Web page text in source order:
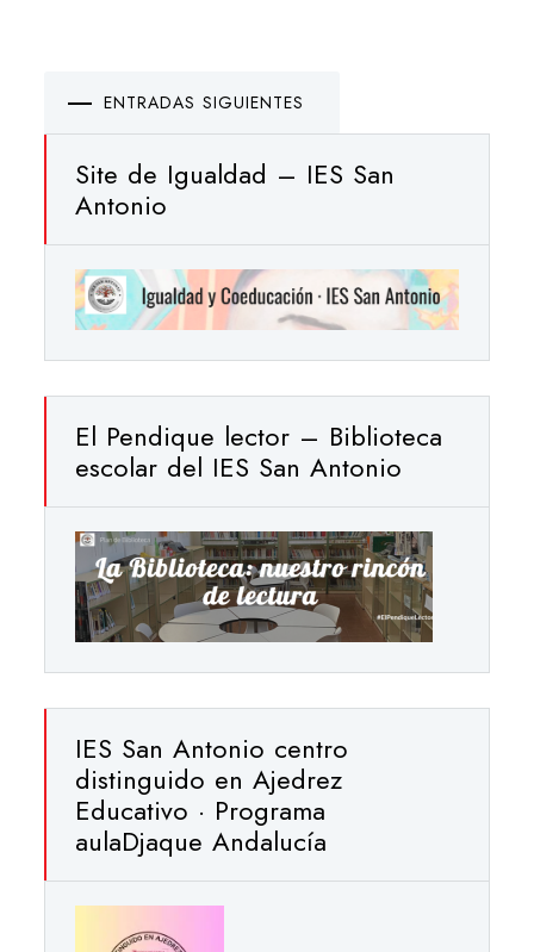
Navegación
de
entradas
ENTRADAS SIGUIENTES
Site de Igualdad – IES San
Antonio
El Pendique lector – Biblioteca
escolar del IES San Antonio
IES San Antonio centro
distinguido en Ajedrez
Educativo · Programa
aulaDjaque Andalucía